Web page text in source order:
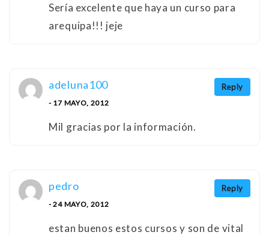
Sería excelente que haya un curso para
arequipa!!! jeje
Reply
adeluna100
- 17 MAYO, 2012
Mil gracias por la información.
Reply
pedro
- 24 MAYO, 2012
estan buenos estos cursos y son de vital